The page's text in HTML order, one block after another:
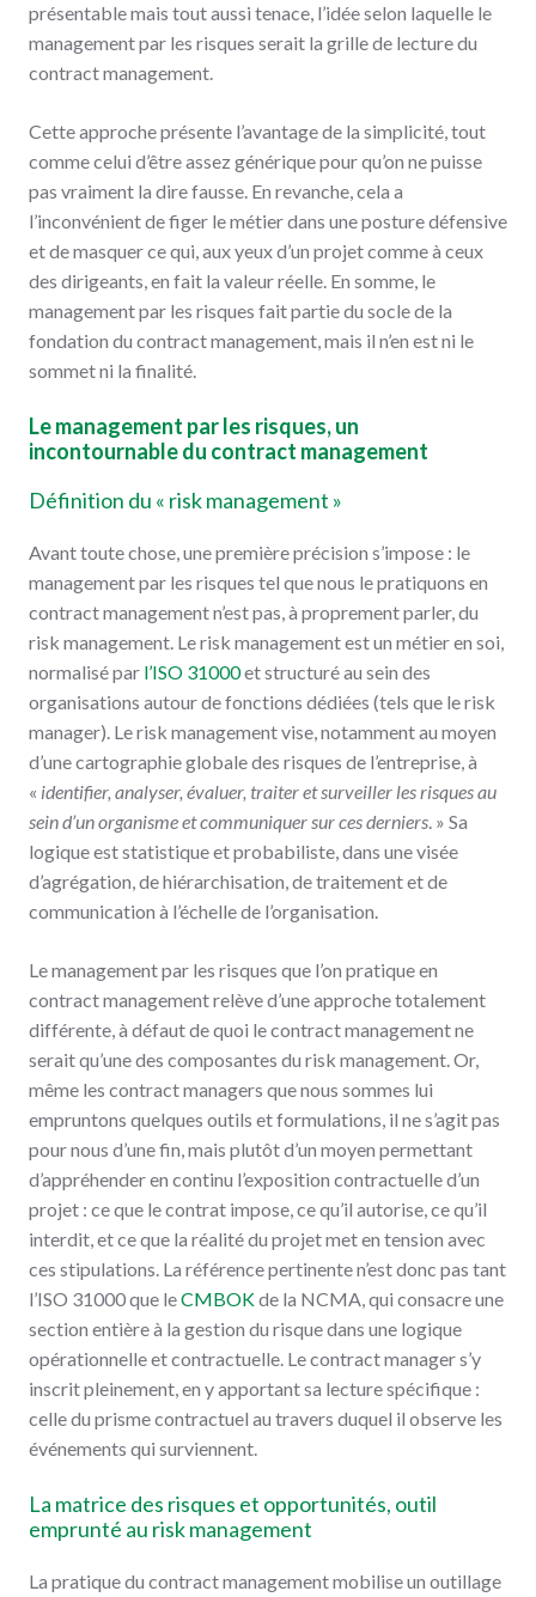
présentable mais tout aussi tenace, l’idée selon laquelle le
management par les risques serait la grille de lecture du
contract management.
Cette approche présente l’avantage de la simplicité, tout
comme celui d’être assez générique pour qu’on ne puisse
pas vraiment la dire fausse. En revanche, cela a
l’inconvénient de figer le métier dans une posture défensive
et de masquer ce qui, aux yeux d’un projet comme à ceux
des dirigeants, en fait la valeur réelle. En somme, le
management par les risques fait partie du socle de la
fondation du contract management, mais il n’en est ni le
sommet ni la finalité.
Le management par les risques, un
incontournable du contract management
Définition du « risk management »
Avant toute chose, une première précision s’impose : le
management par les risques tel que nous le pratiquons en
contract management n’est pas, à proprement parler, du
risk management. Le risk management est un métier en soi,
normalisé par l’ISO 31000et structuré au sein des
organisations autour de fonctions dédiées (tels que le risk
manager). Le risk management vise, notamment au moyen
d’une cartographie globale des risques de l’entreprise, à
« identifier, analyser, évaluer, traiter et surveiller les risques au
sein d’un organisme et communiquer sur ces derniers. » Sa
logique est statistique et probabiliste, dans une visée
d’agrégation, de hiérarchisation, de traitement et de
communication à l’échelle de l’organisation.
Le management par les risques que l’on pratique en
contract management relève d’une approche totalement
différente, à défaut de quoi le contract management ne
serait qu’une des composantes du risk management. Or,
même les contract managers que nous sommes lui
empruntons quelques outils et formulations, il ne s’agit pas
pour nous d’une fin, mais plutôt d’un moyen permettant
d’appréhender en continu l’exposition contractuelle d’un
projet : ce que le contrat impose, ce qu’il autorise, ce qu’il
interdit, et ce que la réalité du projet met en tension avec
ces stipulations. La référence pertinente n’est donc pas tant
l’ISO 31000 que leCMBOKde la NCMA, qui consacre une
section entière à la gestion du risque dans une logique
opérationnelle et contractuelle. Le contract manager s’y
inscrit pleinement, en y apportant sa lecture spécifique :
celle du prisme contractuel au travers duquel il observe les
événements qui surviennent.
La matrice des risques et opportunités, outil
emprunté au risk management
La pratique du contract management mobilise un outillage